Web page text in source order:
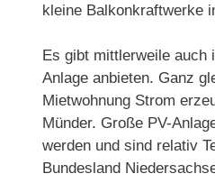
kleine Balkonkraftwerke
Es gibt mittlerweile auch
Anlage anbieten. Ganz
Mietwohnung Strom
Münder. Große PV-
werden und sind relativ
Bundesland